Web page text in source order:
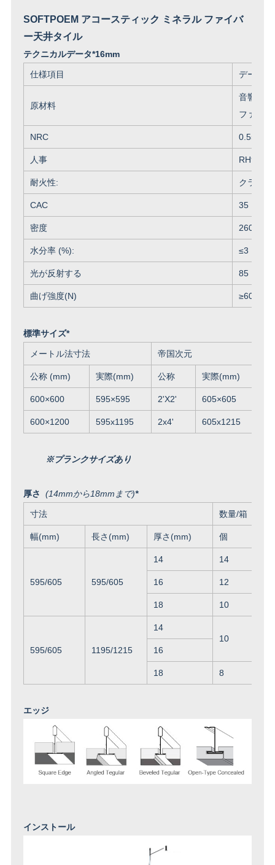
SOFTPOEM アコースティック ミネラル ファイバ
ー天井タイル
テクニカルデータ*16mm
仕様項目 データ
原材料
音響組
ファイバ
NRC 0.55まで
人事 RH99ま
耐火性: クラスA
CAC 35
密度 260-
水分率 (%): ≤3
光が反射する 85
曲げ強度(N) ≥60
標準サイズ*
メートル法寸法 帝国次元
公称 (mm) 実際(mm) 公称 実際(mm)
600×600 595×595 2'X2' 605×605
600×1200 595x1195 2x4' 605x1215
※プランクサイズあり
厚さ (14mmから18mmまで)*
寸法 数量/箱
幅(mm) 長さ(mm) 厚さ(mm) 個
595/605 595/605
14 14
16 12
18 10
595/605 1195/1215
14
10
16
18 8
エッジ
インストール